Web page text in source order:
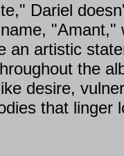
Dariel
"Amant,"
an artistic
the
desire,
that linger